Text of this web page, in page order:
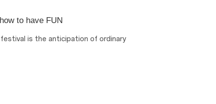
to have FUN
is the anticipation of ordinary